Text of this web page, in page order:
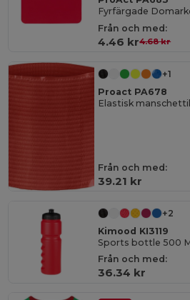
Fyrfärgade
Från och med:
4.46 kr4.68 kr
+1
Proact PA678
Elastisk
Från och med:
39.21 kr
+2
Kimood KI3119
Sports bottle 500
Från och med:
36.34 kr